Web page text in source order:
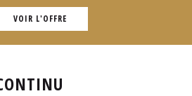
VOIR L'OFFRE